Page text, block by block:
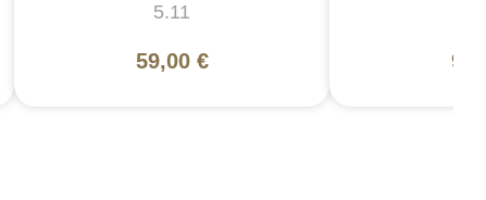
5.11
59,00 €